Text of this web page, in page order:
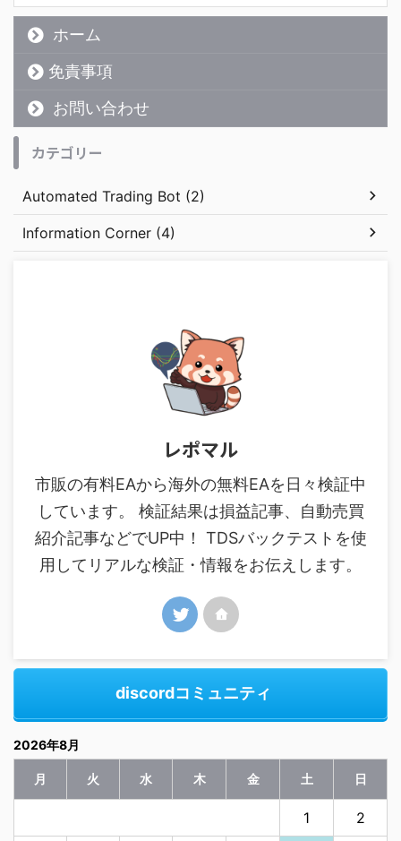
ホーム
免責事項
お問い合わせ
カテゴリー
Automated Trading Bot (2)
Information Corner (4)
レポマル
市販の有料EAから海外の無料EAを日々検証中
しています。 検証結果は損益記事、自動売買
紹介記事などでUP中！ TDSバックテストを使
用してリアルな検証・情報をお伝えします。
discordコミュニティ
2026年8月
月 火 水 木 金 土 日
1 2